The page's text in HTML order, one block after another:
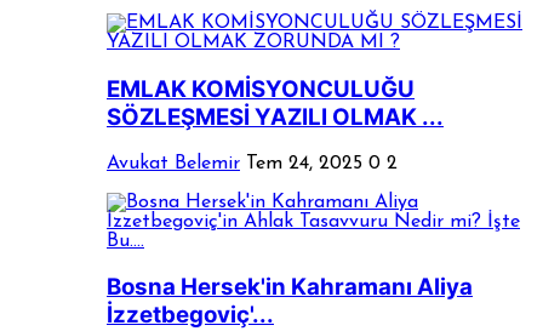
EMLAK KOMİSYONCULUĞU
SÖZLEŞMESİ YAZILI OLMAK ...
Avukat Belemir Tem 24, 2025 0 2
Bosna Hersek'in Kahramanı Aliya
İzzetbegoviç'...